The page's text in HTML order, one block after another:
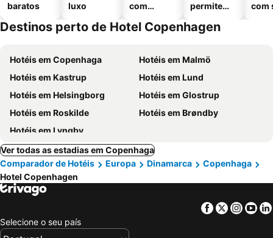
baratos
luxo
com
permitem
com
Destinos perto de Hotel Copenhagen
Hotéis em Copenhaga
Hotéis em Malmö
Hotéis em Kastrup
Hotéis em Lund
Hotéis em Helsingborg
Hotéis em Glostrup
Hotéis em Roskilde
Hotéis em Brøndby
Hotéis em Lyngby
Ver todas as estadias em Copenhaga
Comparador de Hotéis
Europa Dinamarca
Copenhaga
Hotel Copenhagen
Facebook
Twitter
Selecione o seu país